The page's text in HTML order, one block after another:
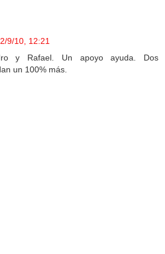
9/10, 12:21
y Rafael. Un apoyo ayuda. Dos
un 100% más.